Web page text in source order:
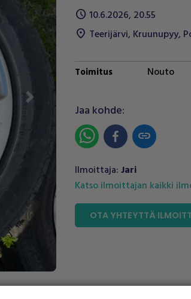
Next
schedule 10.6.2026, 20.55
location_on Teerijärvi, Kruunupyy,
Toimitus Nouto
Jaa kohde:
link
Ilmoittaja:Jari
Katso ilmoittajan kaikki
OTA YHTEYTTÄ